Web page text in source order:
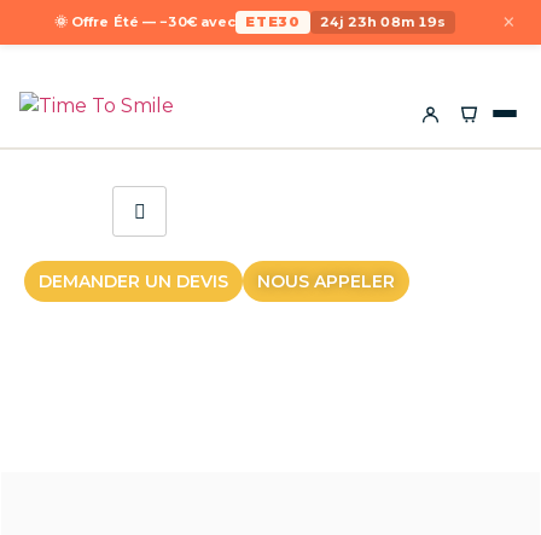
🌞 Offre Été — −30€ avec ETE30 24j 23h 08m 19s ×
DEMANDER UN DEVIS NOUS APPELER